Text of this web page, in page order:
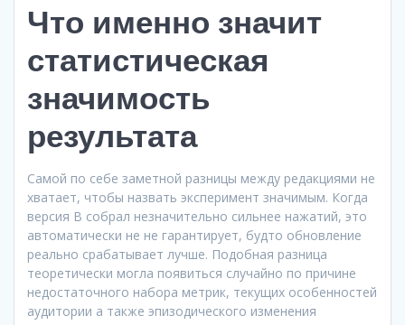
Что именно значит
статистическая
значимость
результата
Самой по себе заметной разницы между редакциями не
хватает, чтобы назвать эксперимент значимым. Когда
версия B собрал незначительно сильнее нажатий, это
автоматически не не гарантирует, будто обновление
реально срабатывает лучше. Подобная разница
теоретически могла появиться случайно по причине
недостаточного набора метрик, текущих особенностей
аудитории а также эпизодического изменения